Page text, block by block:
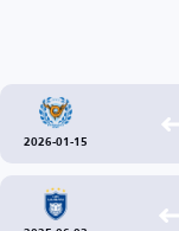
2026-01-15